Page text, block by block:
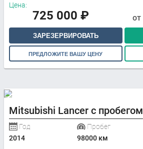
Цена:
725 000 ₽ от
ЗАРЕЗЕРВИРОВАТЬ
ПРЕДЛОЖИТЕ ВАШУ ЦЕНУ
Mitsubishi Lancer с пробегом
Год
2014
Пробег
98000 км